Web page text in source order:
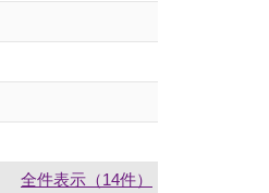
全件表示（14件）